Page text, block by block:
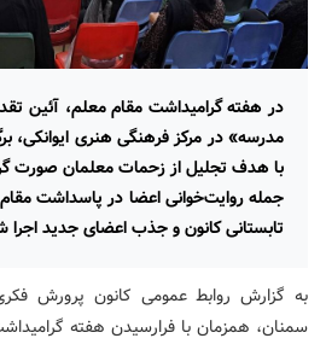
در هفته گرامیداشت مقام معلم، آئین
مدرسه» در مرکز فرهنگی هنری ایوانکی،
با هدف تجلیل از زحمات معلمان صورت
جمله روایت‌خوانی اعضا در پاسداشت
تابستانی کانون و جذب اعضای جدید اجرا
به گزارش روابط عمومی کانون پرورش
سمنان، همزمان با فرارسیدن هفته